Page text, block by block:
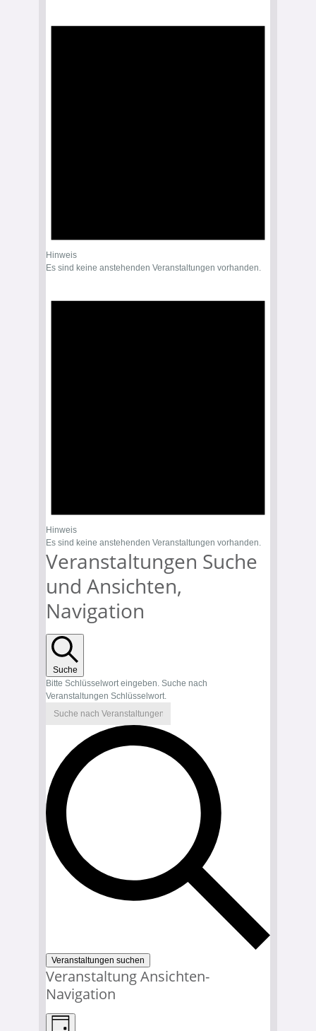
für
Hinweis
Es sind keine anstehenden Veranstaltungen vorhanden.
Hinweis
Es sind keine anstehenden Veranstaltungen vorhanden.
Veranstaltungen Suche
und Ansichten,
Navigation
Suche
Bitte Schlüsselwort eingeben. Suche nach
Veranstaltungen Schlüsselwort.
Veranstaltungen suchen
Veranstaltung Ansichten-
Navigation